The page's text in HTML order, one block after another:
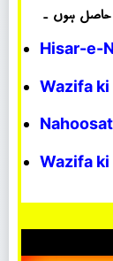
Hisar-e-
Wazifa
Wazifa